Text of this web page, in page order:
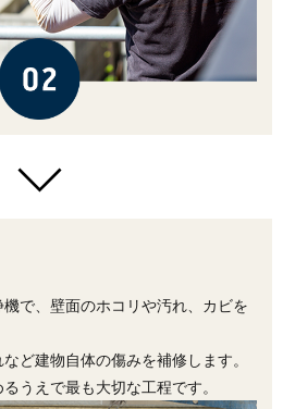
で、壁面のホコリや汚れ、カビを
ど建物自体の傷みを補修します。
うえで最も大切な工程です。